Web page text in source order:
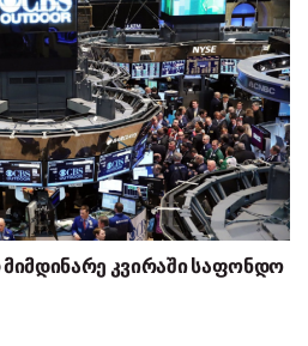
კვირაში საფონდო